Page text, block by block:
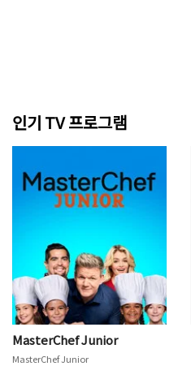
인기 TV 프로그램
MasterChef Junior
MasterChef Junior